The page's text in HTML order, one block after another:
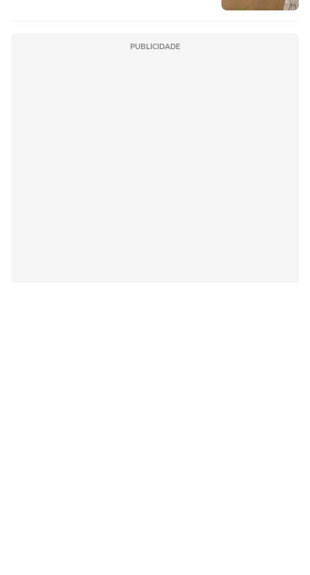
PUBLICIDADE